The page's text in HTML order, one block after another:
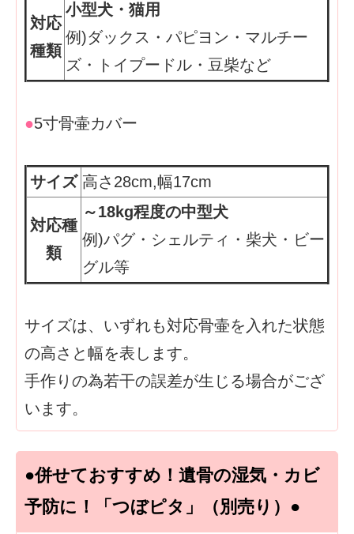
対応
種類
小型犬・猫用
例)ダックス・パピヨン・マルチー
ズ・トイプードル・豆柴など
●5寸骨壷カバー
サイズ 高さ28cm,幅17cm
対応種
類
～18kg程度の中型犬
例)パグ・シェルティ・柴犬・ビー
グル等
サイズは、いずれも対応骨壷を入れた状態
の高さと幅を表します。
手作りの為若干の誤差が生じる場合がござ
います。
●併せておすすめ！遺骨の湿気・カビ
予防に！「つぼピタ」（別売り）●